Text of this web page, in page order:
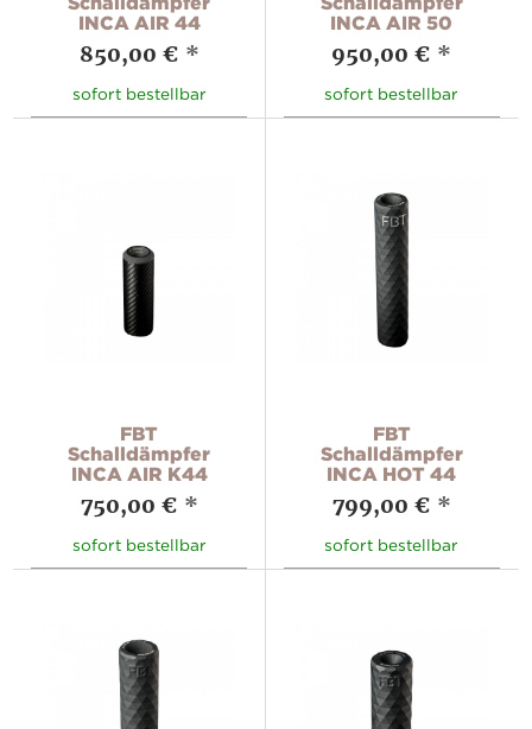
INCA AIR 44
850,00 € *
sofort bestellbar
INCA AIR 50
950,00 € *
sofort bestellbar
FBT
Schalldämpfer
INCA AIR K44
750,00 € *
sofort bestellbar
FBT
Schalldämpfer
INCA HOT 44
799,00 € *
sofort bestellbar